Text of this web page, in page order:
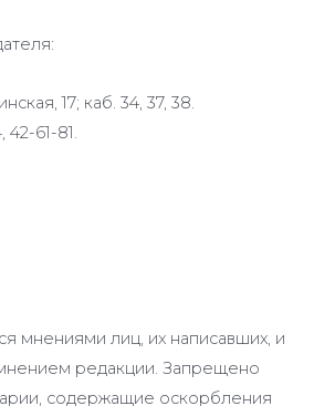
17; каб. 34, 37, 38.
61-81.
мнениями лиц, их написавших, и
редакции. Запрещено
содержащие оскорбления